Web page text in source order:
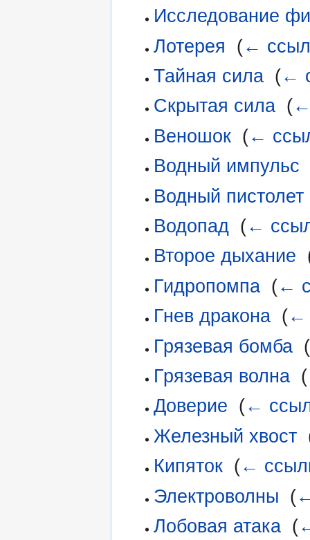
Исследование
Лотерея
(←
Тайная сила‎ (←
Скрытая сила‎ (←
Веношок‎ (←
Водный импульс
Водный пистолет
Водопад‎ (←
Второе дыхание
Гидропомпа‎ (←
Гнев дракона‎ (←
Грязевая бомба‎ (
Грязевая волна‎ (
Доверие (←
Железный хвост‎
Кипяток‎ (←
Электроволны (
Лобовая атака‎ (